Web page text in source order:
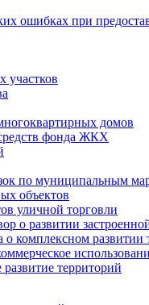
ошибках при
участков
домов
фонда ЖКХ
по муниципальным
объектов
уличной торговли
о развитии
о комплексном развитии
территорий